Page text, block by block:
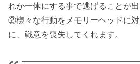
れか一体にする事で逃げることが出
②様々な行動をメモリーヘッドに
に、戦意を喪失してくれます。